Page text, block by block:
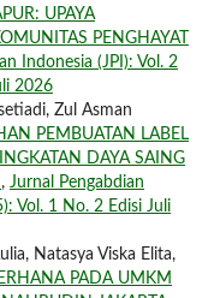
UPAYA
PENGHAYAT
Indonesia (JPI): Vol. 2
2026
Zul Asman
PEMBUATAN LABEL
DAYA SAING
, Jurnal Pengabdian
Vol. 1 No. 2 Edisi Juli
Natasya Viska Elita,
PADA UMKM